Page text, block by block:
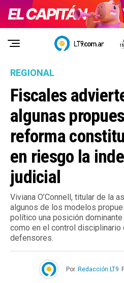
REGIONAL
Fiscales
algunas
reforma
en riesgo la
judicial
Viviana O’Connell, titular de la
algunos de los modelos
político una posición
como en el control
defensores.
Por Redacción LT9